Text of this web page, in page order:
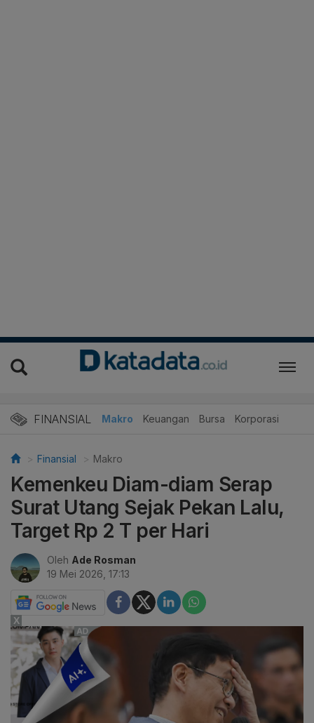
FINANSIAL Makro Keuangan Bursa Korporasi
Finansial Makro
Kemenkeu Diam-diam Serap
Surat Utang Sejak Pekan Lalu,
Target Rp 2 T per Hari
Oleh Ade Rosman
19 Mei 2026, 17:13
X